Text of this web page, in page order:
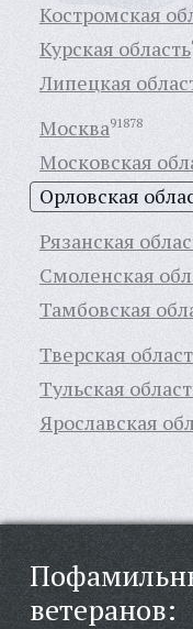
Костромская
Курская область
Липецкая
Москва91878
Московская
Орловская
Рязанская
Смоленская
Тамбовская
Тверская
Тульская
Ярославская
ветеранов: